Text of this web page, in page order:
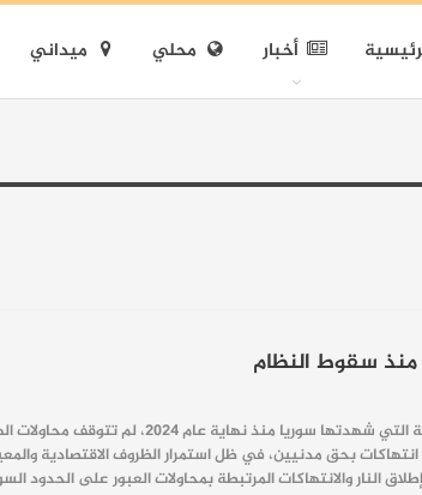
أخبار محلي ميداني
رغم التحولات السياسية التي
انتهاكات بحق مدنيين، في ظل استمرار الظروف الاقتصادية
المرتبطة بمحاولات العبور على الحدود السورية التركية بلغ 97 مدنياً بين قتيل وجريح منذ 8